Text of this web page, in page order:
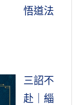
悟道法
三詔不
赴｜緇